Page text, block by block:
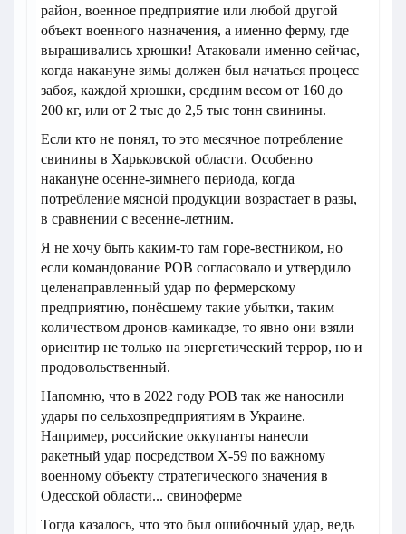
район, военное предприятие или любой другой
объект военного назначения, а именно ферму, где
выращивались хрюшки! Атаковали именно сейчас,
когда накануне зимы должен был начаться процесс
забоя, каждой хрюшки, средним весом от 160 до
200 кг, или от 2 тыс до 2,5 тыс тонн свинины.
Если кто не понял, то это месячное потребление
свинины в Харьковской области. Особенно
накануне осенне-зимнего периода, когда
потребление мясной продукции возрастает в разы,
в сравнении с весенне-летним.
Я не хочу быть каким-то там горе-вестником, но
если командование РОВ согласовало и утвердило
целенаправленный удар по фермерскому
предприятию, понёсшему такие убытки, таким
количеством дронов-камикадзе, то явно они взяли
ориентир не только на энергетический террор, но и
продовольственный.
Напомню, что в 2022 году РОВ так же наносили
удары по сельхозпредприятиям в Украине.
Например, российские оккупанты нанесли
ракетный удар посредством Х-59 по важному
военному объекту стратегического значения в
Одесской области... свиноферме
Тогда казалось, что это был ошибочный удар, ведь